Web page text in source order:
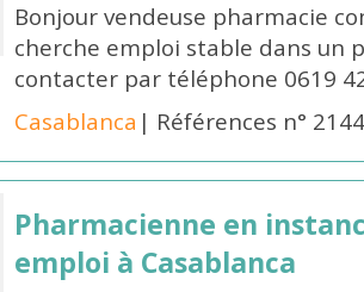
Bonjour vendeuse pharmacie
cherche emploi stable dans un
contacter par téléphone 0619
Casablanca | Références n°
Pharmacienne en
emploi à Casablanca